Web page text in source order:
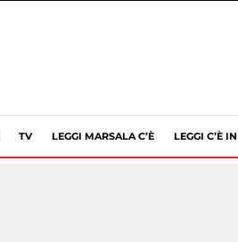
TV LEGGI MARSALA C’È LEGGI C’È